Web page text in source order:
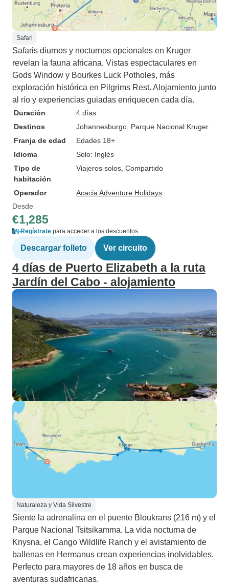
Safari
Safaris diurnos y nocturnos opcionales en Kruger
revelan la fauna africana. Vistas espectaculares en
Gods Window y Bourkes Luck Potholes, más
exploración histórica en Pilgrims Rest. Alojamiento junto
al río y experiencias guiadas enriquecen cada día.
Duración
4 días
Destinos
Johannesburgo , Parque Nacional Kruger
Franja de edad
Edades 18+
Idioma
Solo: Inglés
Tipo de
habitación
Viajeros solos, Compartido
Operador
Acacia Adventure Holidays
Desde
€1,285
Regístrate para acceder a los descuentos
Descargar folleto Ver circuito
4 días de Puerto Elizabeth a la ruta
Jardín del Cabo - alojamiento
Naturaleza y Vida Silvestre
Siente la adrenalina en el puente Bloukrans (216 m) y el
Parque Nacional Tsitsikamma. La vida nocturna de
Knysna, el Cango Wildlife Ranch y el avistamiento de
ballenas en Hermanus crean experiencias inolvidables.
Perfecto para mayores de 18 años en busca de
aventuras sudafricanas.